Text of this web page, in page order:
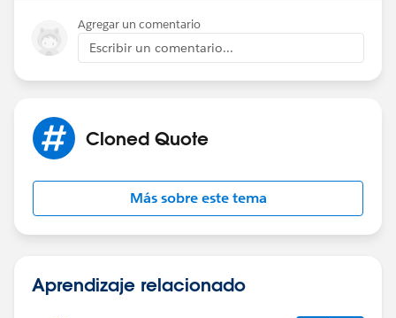
Agregar un comentario
Escribir un comentario...
Cloned Quote
Más sobre este tema
Aprendizaje relacionado